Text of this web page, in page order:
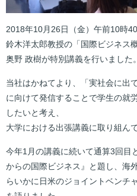
2018年10月26日（金）午前10時
鈴木洋太郎教授の「国際ビジネス
奥野 政樹が特別講義を行いました。
当社はかねてより、「実社会に出
に向けて発信することで学生の就
したいと考え、
大学における出張講義に取り組ん
今年1月の講義に続いて通算3回目
からの国際ビジネス』と題し、海
らいかに日米のジョイントベンチ